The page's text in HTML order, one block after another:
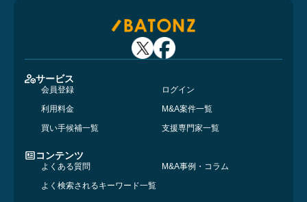
サービス
会員登録
ログイン
利用料金
M&A案件一覧
買い手候補一覧
支援専門家一覧
コンテンツ
よくある質問
M&A事例・コラム
よく検索されるキーワード一覧